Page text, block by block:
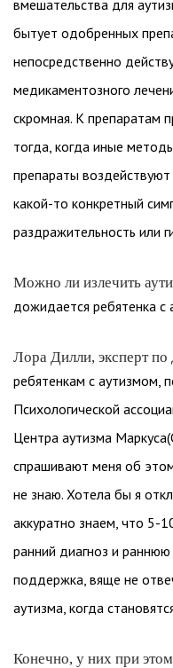
вмешательства для
бытует одобренных
непосредственно
медикаментозного
скромная. К препаратам
тогда, когда иные
препараты
какой-то конкретный
раздражительность или
Можно ли излечить
дожидается ребятенка с
Лора Дилли, эксперт
ребятенкам с аутизмом,
Психологической
Центра аутизма
спрашивают меня об
не знаю. Хотела бы я
аккуратно знаем, что 5-
ранний диагноз и раннюю
поддержка, вяще не
аутизма, когда
Конечно, у них при